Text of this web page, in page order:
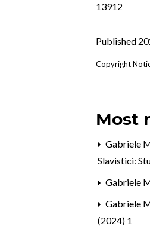
13912
Published
Copyright
Most
Gabriele
Slavistici:
Gabriele
Gabriele
(2024) 1